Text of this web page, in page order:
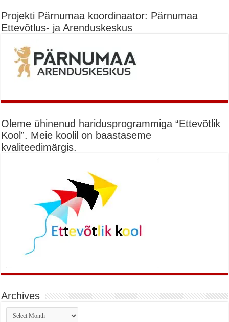
Projekti Pärnumaa koordinaator: Pärnumaa
Ettevõtlus- ja Arenduskeskus
Oleme ühinenud haridusprogrammiga “Ettevõtlik
Kool”. Meie koolil on baastaseme
kvaliteedimärgis.
Archives
Archives